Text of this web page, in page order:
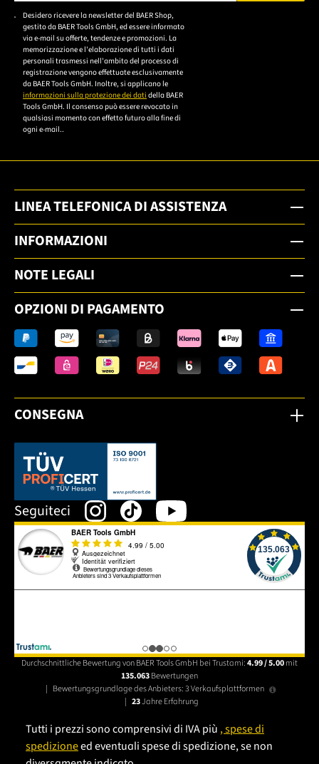
Bitte geben Sie eine gültige E-Mail-Adresse ein.
Desidero ricevere la newsletter del BAER Shop,
gestito da BAER Tools GmbH, ed essere informato
via e-mail su offerte, tendenze e promozioni. La
memorizzazione e l'elaborazione di tutti i dati
personali trasmessi nell'ambito del processo di
registrazione vengono effettuate esclusivamente
da BAER Tools GmbH. Inoltre, si applicano le
informazioni sulla protezione dei dati della BAER
Tools GmbH. Il consenso può essere revocato in
qualsiasi momento con effetto futuro alla fine di
ogni e-mail..
LINEA TELEFONICA DI ASSISTENZA
INFORMAZIONI
NOTE LEGALI
OPZIONI DI PAGAMENTO
CONSEGNA
Dieser Link öffnet sich in einem neuen Tab.
Seguiteci
Durchschnittliche Bewertung von BAER Tools GmbH bei Trustami:4.99 / 5.00mit
135.063Bewertungen
| Bewertungsgrundlage des Anbieters: 3 Verkaufsplattformen
| 23Jahre Erfahrung
Tutti i prezzi sono comprensivi di IVA più , spese di
spedizioneed eventuali spese di spedizione, se non